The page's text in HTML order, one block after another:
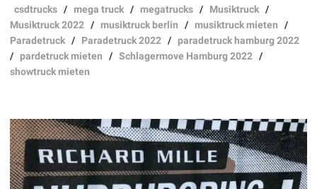
csdtrucks /mega truck /megatrucks / Musiktruck /
Musiktruck 2022 /musiktruck berlin /musiktruck mieten /
Paradetruck / Paradetruck 2022 /paradetruck hamburg 2022
/pardetruck mieten /Schlagermove Hamburg 2022 /
showtruck mieten